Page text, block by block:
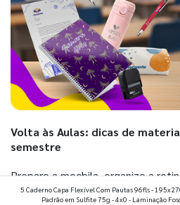
Volta às Aulas: dicas de
semestre
Prepare a mochila, organize a
que fazem toda diferença para
5 Caderno Capa Flexível Com Pautas 96fls -
Padrão em Sulfite 75g - 4x0 - Laminação